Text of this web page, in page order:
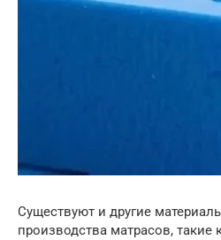
Существуют и другие
производства матрасов, такие